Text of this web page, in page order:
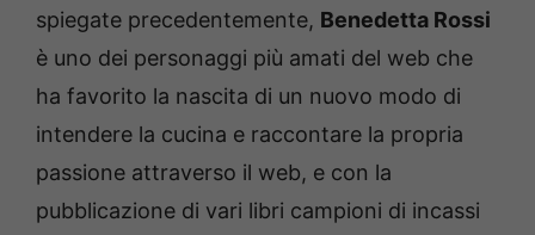
spiegate precedentemente, Benedetta Rossi
è uno dei personaggi più amati del web che
ha favorito la nascita di un nuovo modo di
intendere la cucina e raccontare la propria
passione attraverso il web, e con la
pubblicazione di vari libri campioni di incassi